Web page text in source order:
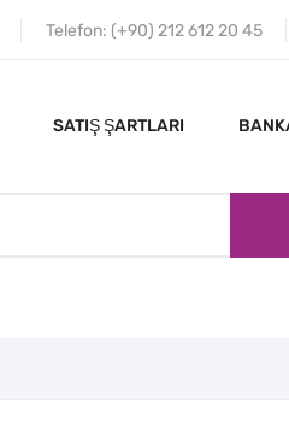
Telefon: (+90) 212 612 20 45
SATIŞ ŞARTLARI